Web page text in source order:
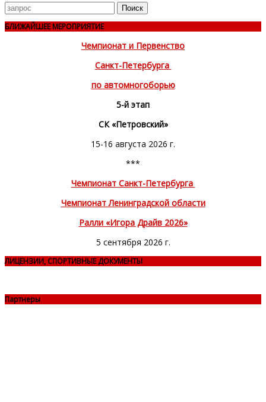
Поиск
для
БЛИЖАЙШЕЕ МЕРОПРИЯТИЕ
Чемпионат и Первенство
Санкт-Петербурга
по автомногоборью
5-й этап
СК «Петровский»
15-16 августа 2026 г.
***
Чемпионат Санкт-Петербурга
Чемпионат Ленинградской области
Ралли «Игора Драйв 2026»
5 сентября 2026 г.
ЛИЦЕНЗИИ, СПОРТИВНЫЕ ДОКУМЕНТЫ
Партнеры